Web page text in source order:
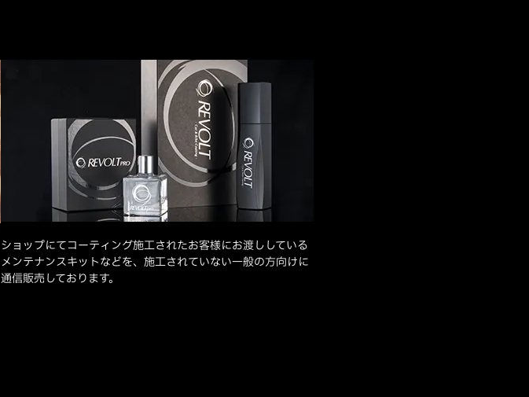
ショップにてコーティング施工されたお客様にお渡ししている
メンテナンスキットなどを、施工されていない一般の方向けに
通信販売しております。